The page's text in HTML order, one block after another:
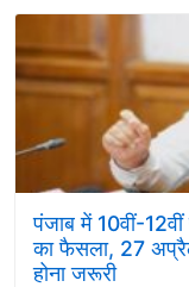
पंजाब में 10वीं-
का फैसला, 27
होना जरूरी